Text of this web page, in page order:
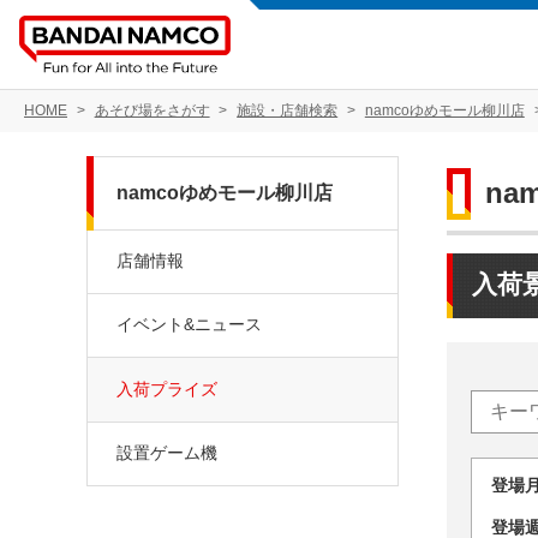
HOME あそび場をさがす 施設・店舗検索 namcoゆめモール柳川店
入荷
登
登
namcoゆめモール柳川店
店舗情報
イベント&ニュース
入荷プライズ
設置ゲーム機